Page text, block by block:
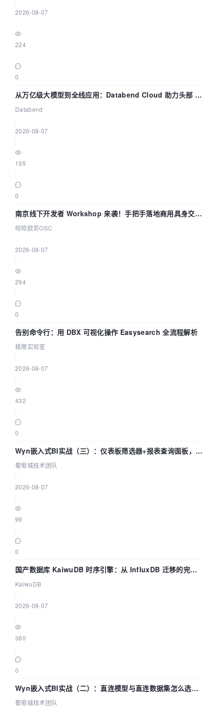
2026-08-07
224
0
从万亿级大模型到全线应用：Databend Cloud 助力头部 AI
企业构建全链路 Trace 数据管道
Databend
2026-08-07
195
0
南京线下开发者 Workshop 来袭！手把手落地商用具身交互
智能 Agent 应用
哈哈欧尼OSC
2026-08-07
294
0
告别命令行：用 DBX 可视化操作 Easysearch 全流程解析
极限实验室
2026-08-07
432
0
Wyn嵌入式BI实战（三）：仪表板筛选器+报表查询面板，参
数联动全闭环
葡萄城技术团队
2026-08-07
99
0
国产数据库 KaiwuDB 时序引擎：从 InfluxDB 迁移的完整
技术路径
KaiwuDB
2026-08-07
380
0
Wyn嵌入式BI实战（二）：直连模型与直连数据集怎么选，
参数为什么不生效？| 葡萄城技术团队
葡萄城技术团队